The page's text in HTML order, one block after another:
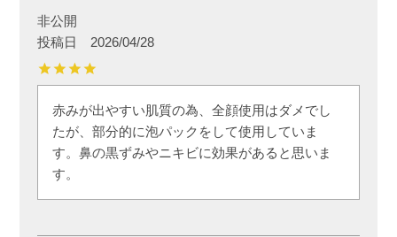
非公開
投稿日
2026/04/28
赤みが出やすい肌質の為、全顔使用はダメでし
たが、部分的に泡パックをして使用していま
す。鼻の黒ずみやニキビに効果があると思いま
す。